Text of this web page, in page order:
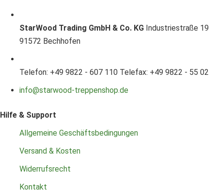
StarWood Trading GmbH & Co. KG Industriestraße 19
91572 Bechhofen
Telefon: +49 9822 - 607 110 Telefax: +49 9822 - 55 02
info@starwood-treppenshop.de
Hilfe & Support
Allgemeine Geschäftsbedingungen
Versand & Kosten
Widerrufsrecht
Kontakt